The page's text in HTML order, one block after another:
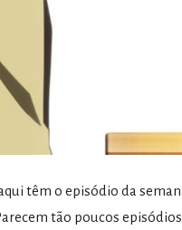
têm o episódio da
tão poucos